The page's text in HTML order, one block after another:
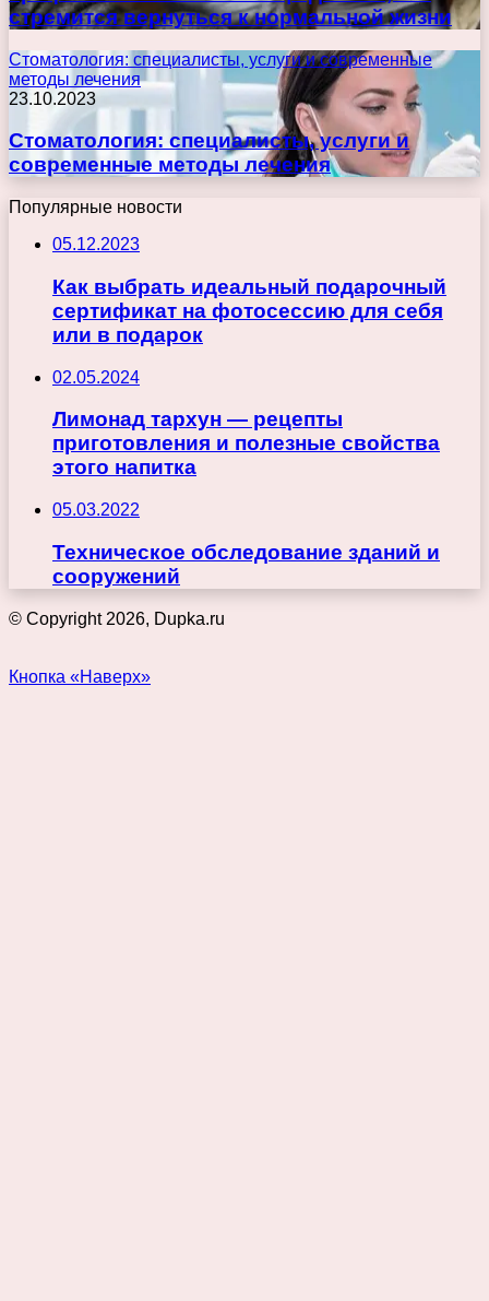
стремится вернуться к нормальной жизни
Стоматология: специалисты, услуги и современные
методы лечения
23.10.2023
Стоматология: специалисты, услуги и
современные методы лечения
Популярные новости
05.12.2023
Как выбрать идеальный подарочный
сертификат на фотосессию для себя
или в подарок
02.05.2024
Лимонад тархун — рецепты
приготовления и полезные свойства
этого напитка
05.03.2022
Техническое обследование зданий и
сооружений
© Copyright 2026, Dupka.ru
Кнопка «Наверх»